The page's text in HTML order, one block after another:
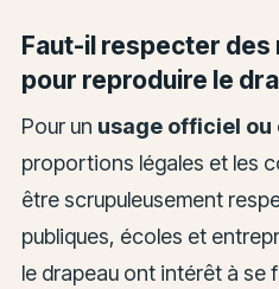
Faut-il respecter
pour reproduire le
Pour un usage officiel
proportions légales et les
être scrupuleusement
publiques, écoles et
le drapeau ont intérêt à se